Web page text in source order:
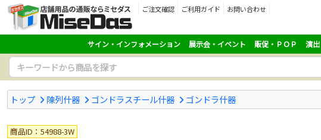
ご注文確認 ご利用ガイド
お問い合わせ
サイン・インフォメーション 展示会・イベント 販促・ＰＯＰ 演
トップ 陳列什器 ゴンドラスチール什器 ゴンドラ什器
商品ID：54988-3W